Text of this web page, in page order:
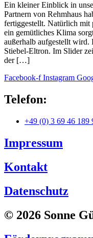
Ein kleiner Einblick in
Partnern von Rehmhaus
fertiggestellt. Natürlich mit
ein gemütliches Klima
außerhalb aufgestellt wird.
Stiebel-Eltron. Im Slider
der […]
Facebook-f Instagram
Telefon:
+49 (0) 3 69 46 189
Impressum
Kontakt
Datenschutz
© 2026 Sonne